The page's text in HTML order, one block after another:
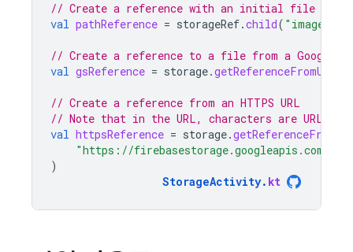
// Create a reference with an initial file path
val pathReference = storageRef.child( "images/
// Create a reference to a file from a Google
val gsReference = storage.getReferenceFromUrl
// Create a reference from an HTTPS URL
// Note that in the URL, characters are URL
val httpsReference = storage.
"https://firebasestorage.googleapis.com/b/
)
StorageActivity. kt